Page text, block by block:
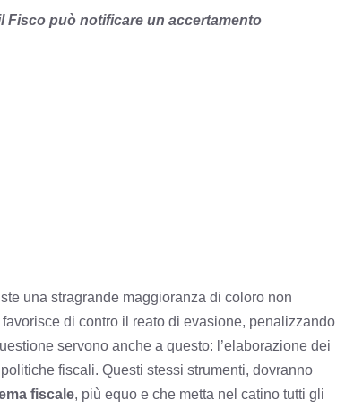
Fisco può notificare un accertamento
una stragrande maggioranza di coloro non
favorisce di contro il reato di evasione, penalizzando
servono anche a questo: l’elaborazione dei
fiscali. Questi stessi strumenti, dovranno
fiscale, più equo e che metta nel catino tutti gli